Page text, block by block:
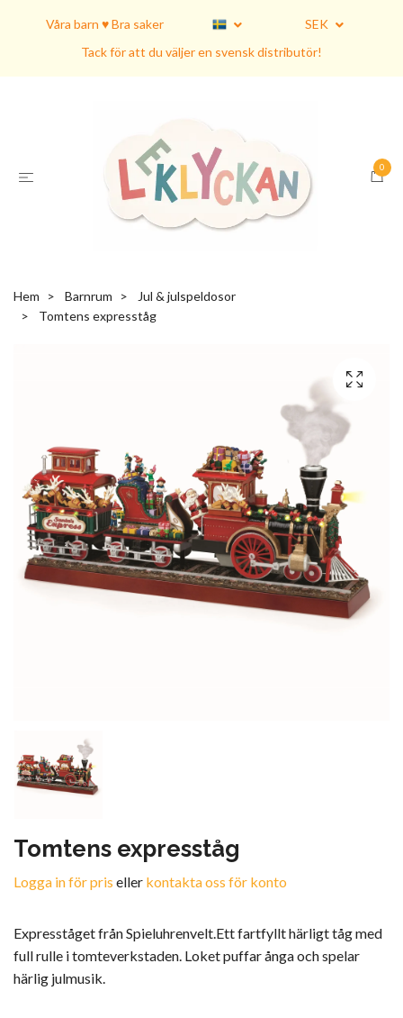
Våra barn ♥ Bra saker
SEK
Tack för att du väljer en svensk distributör!
0
Hem Barnrum
Jul & julspeldosor
Tomtens expresståg
Tomtens expresståg
Logga in för pris eller kontakta oss för konto
Expresståget från Spieluhrenvelt.Ett fartfyllt härligt tåg med
full rulle i tomteverkstaden. Loket puffar ånga och spelar
härlig julmusik.